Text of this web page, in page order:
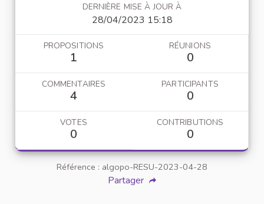
DERNIÈRE MISE À JOUR À
28/04/2023 15:18
PROPOSITIONS
1
RÉUNIONS
0
COMMENTAIRES
4
PARTICIPANTS
0
VOTES
0
CONTRIBUTIONS
0
Référence : algopo-RESU-2023-04-28
Partager